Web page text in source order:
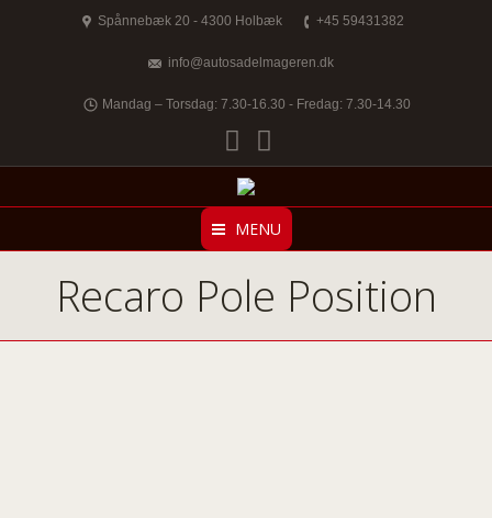
Spånnebæk 20 - 4300 Holbæk +45 59431382
info@autosadelmageren.dk
Mandag – Torsdag: 7.30-16.30 - Fredag: 7.30-14.30
Facebook
MENU
Recaro Pole Position